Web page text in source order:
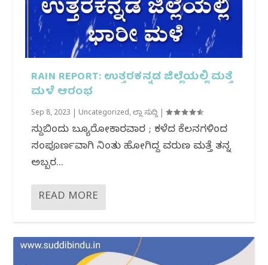
RAIN REPORT: ಉತ್ತರಕನ್ನಡ ಜಿಲ್ಲೆಯಲ್ಲಿ ಮತ್ತೆ
ಮಳೆ ಆರಂಭ
Sep 8, 2023 Uncategorized,ಜಿಲ್ಲಾ ಸುದ್ದಿ |
ಸುದ್ದಿಬಿಂದು ಬ್ಯೂರೋಕಾರವಾರ ; ಕಳೆದ‌ ಕೆಲದಿನಗಳಿಂದ‌
ಸಂಪೂರ್ಣವಾಗಿ ನಿಂತು ಹೋಗಿದ್ದ ವರುಣ ಮತ್ತೆ ತನ್ನ
ಅಬ್ಬರ...
READ MORE